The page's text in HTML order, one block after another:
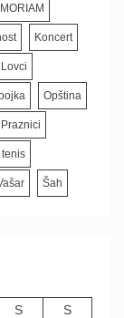
Koncert
Lovci
Opština
Praznici
Šah
S
S